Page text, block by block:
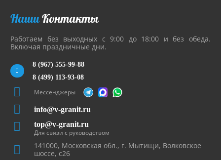
НашиКонтакты
Работаем без выходных с 9:00 до 18:00 и без обеда.
Включая праздничные дни.
8 (967) 555-99-88
8 (499) 113-93-08
Мессенджеры
info@v-granit.ru
top@v-granit.ru
Для связи с руководством
141000, Московская обл., г. Мытищи, Волковское
шоссе, с26